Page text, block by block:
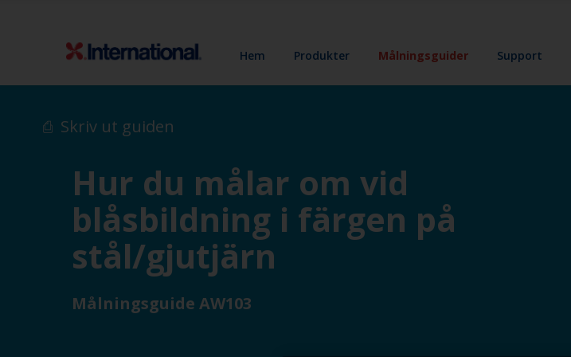
Hem Produkter Målningsguider Support
Skriv ut guiden
Hur du målar om vid
blåsbildning i färgen på
stål/gjutjärn
Målningsguide AW103